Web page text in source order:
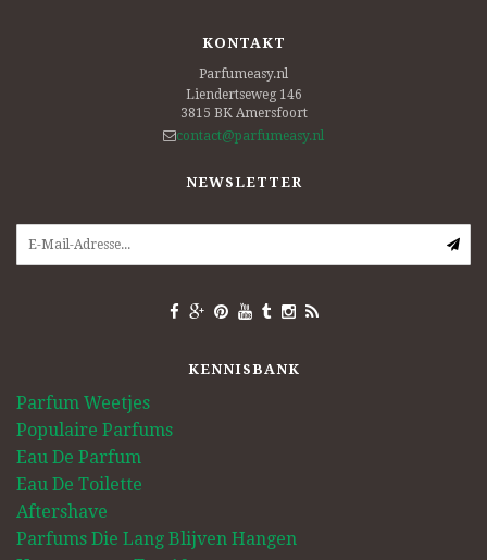
KONTAKT
Parfumeasy.nl
Liendertseweg 146
3815 BK Amersfoort
contact@parfumeasy.nl
NEWSLETTER
KENNISBANK
Parfum Weetjes
Populaire Parfums
Eau De Parfum
Eau De Toilette
Aftershave
Parfums Die Lang Blijven Hangen